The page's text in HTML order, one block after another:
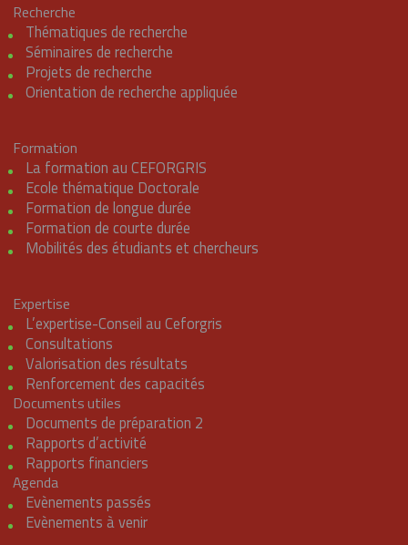
Recherche
Thématiques de recherche
Séminaires de recherche
Projets de recherche
Orientation de recherche appliquée
Formation
La formation au CEFORGRIS
Ecole thématique Doctorale
Formation de longue durée
Formation de courte durée
Mobilités des étudiants et chercheurs
Expertise
L’expertise-Conseil au Ceforgris
Consultations
Valorisation des résultats
Renforcement des capacités
Documents utiles
Documents de préparation 2
Rapports d’activité
Rapports financiers
Agenda
Evènements passés
Evènements à venir